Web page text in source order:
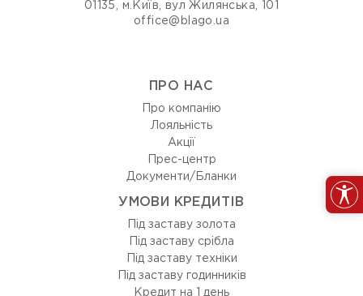
01135, м.Київ, вул Жилянська, 101
office@blago.ua
ПРО НАС
Про компанію
Лояльність
Акції
Прес-центр
Документи/Бланки
УМОВИ КРЕДИТІВ
Під заставу золота
Під заставу срібла
Під заставу техніки
Під заставу годинників
Кредит на 1 день